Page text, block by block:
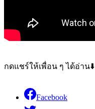
กดแชร์ให้เพื่อน ๆ ได้อ่าน⬇️
Facebook